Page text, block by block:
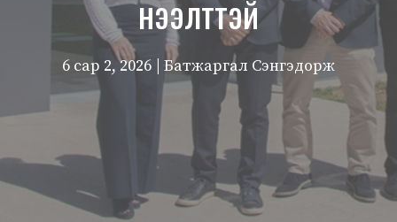
нээлттэй
6 сар 2, 2026 | Батжаргал Сэнгэдорж